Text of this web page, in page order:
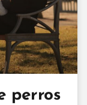
perros